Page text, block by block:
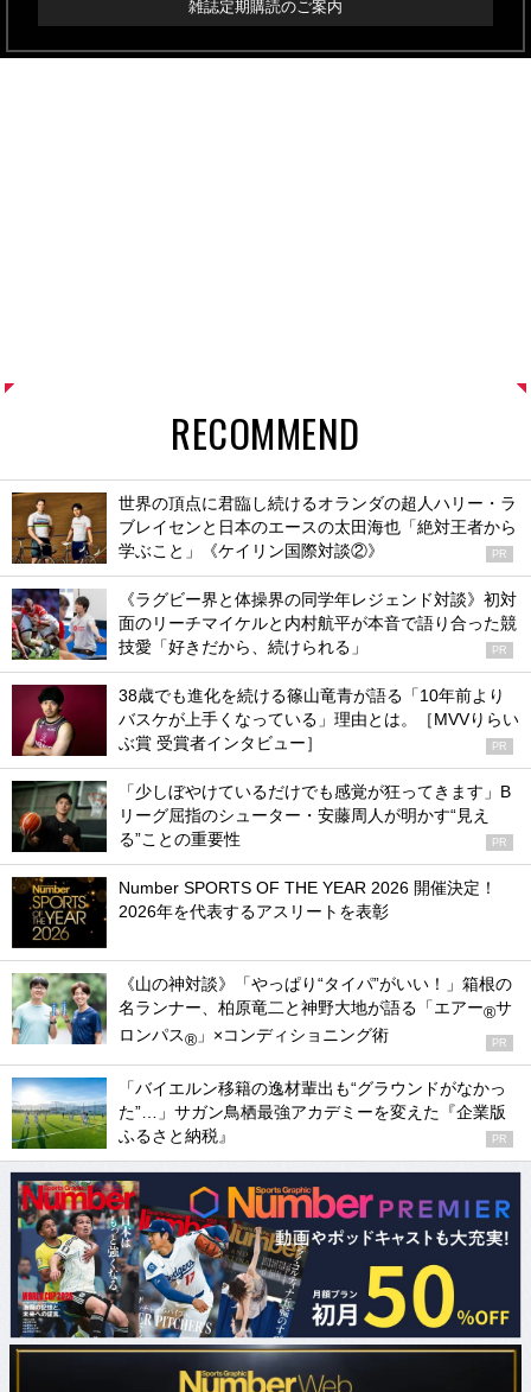
雑誌定期購読のご案内
RECOMMEND
世界の頂点に君臨し続けるオランダの超人ハリー・ラ
ブレイセンと日本のエースの太田海也「絶対王者から
学ぶこと」《ケイリン国際対談②》
PR
《ラグビー界と体操界の同学年レジェンド対談》初対
面のリーチマイケルと内村航平が本音で語り合った競
技愛「好きだから、続けられる」
PR
38歳でも進化を続ける篠山竜青が語る「10年前より
バスケが上手くなっている」理由とは。［MVVりらい
ぶ賞 受賞者インタビュー］
PR
「少しぼやけているだけでも感覚が狂ってきます」B
リーグ屈指のシューター・安藤周人が明かす“見え
る”ことの重要性
PR
Number SPORTS OF THE YEAR 2026 開催決定！
2026年を代表するアスリートを表彰
《山の神対談》「やっぱり“タイパ”がいい！」箱根の
名ランナー、柏原竜二と神野大地が語る「エアー®サ
ロンパス® 」×コンディショニング術 PR
「バイエルン移籍の逸材輩出も“グラウンドがなかっ
た”…」サガン鳥栖最強アカデミーを変えた『企業版
ふるさと納税』
PR